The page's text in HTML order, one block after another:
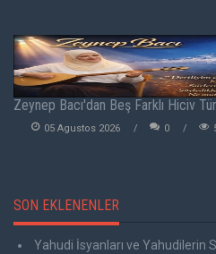
Zeynep Bacı'dan Beş Farklı Hiciv
05 Agustos 2026 0
SON EKLENENLER
Yahudi İsyanları ve Yahudilerin